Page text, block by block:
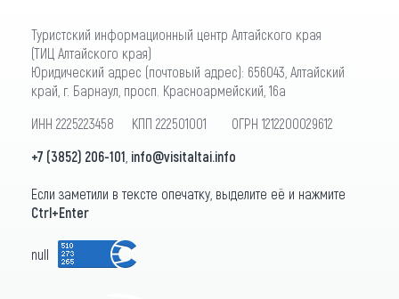
Туристский информационный центр Алтайского края
(ТИЦ Алтайского края)
Юридический адрес (почтовый адрес): 656043, Алтайский
край, г. Барнаул, просп. Красноармейский, 16а
ИНН 2225223458 КПП 222501001 ОГРН 1212200029612
+7 (3852) 206-101 info@visitaltai.info
Если заметили в тексте опечатку, выделите её и нажмите
Ctrl+Enter
null